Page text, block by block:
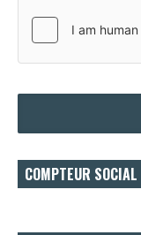
COMPTEUR SOCIAL